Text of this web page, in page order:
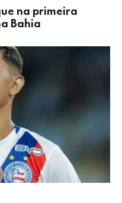
na primeira
Bahia